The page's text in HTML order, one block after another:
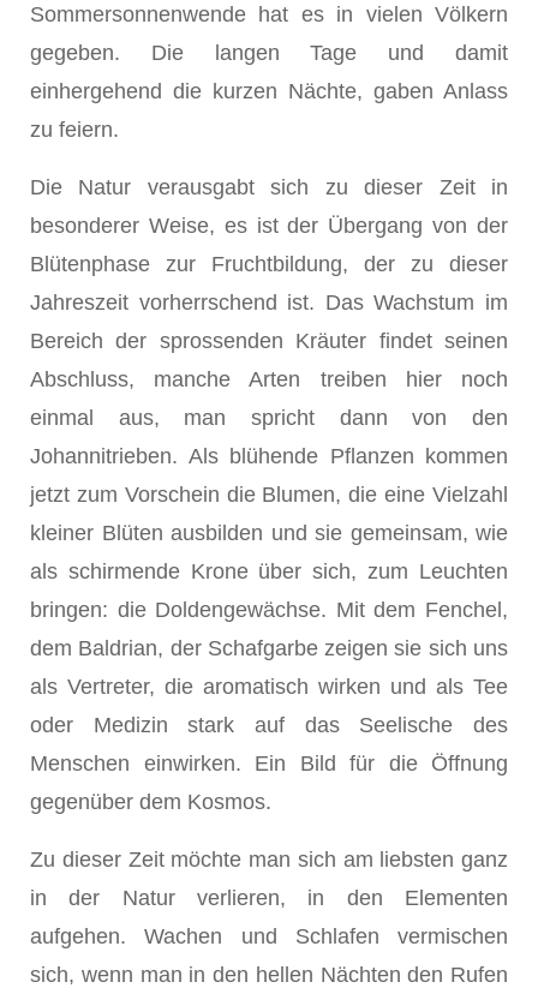
Sommersonnenwende hat es in vielen Völkern
gegeben. Die langen Tage und damit
einhergehend die kurzen Nächte, gaben Anlass
zu feiern.
Die Natur verausgabt sich zu dieser Zeit in
besonderer Weise, es ist der Übergang von der
Blütenphase zur Fruchtbildung, der zu dieser
Jahreszeit vorherrschend ist. Das Wachstum im
Bereich der sprossenden Kräuter findet seinen
Abschluss, manche Ar­ten treiben hier noch
einmal aus, man spricht dann von den
Johannitrieben. Als blühende Pflanzen kommen
jetzt zum Vorschein die Blumen, die eine Vielzahl
kleiner Blüten ausbilden und sie gemeinsam, wie
als schirmende Krone über sich, zum Leuchten
bringen: die Doldengewächse. Mit dem Fenchel,
dem Baldrian, der Schafgar­be zeigen sie sich uns
als Vertreter, die aromatisch wirken und als Tee
oder Medizin stark auf das Seelische des
Menschen einwirken. Ein Bild für die Öffnung
gegenüber dem Kosmos.
Zu dieser Zeit möchte man sich am liebsten ganz
in der Natur verlieren, in den Elementen
aufgehen. Wachen und Schlafen vermischen
sich, wenn man in den hellen Nächten den Rufen